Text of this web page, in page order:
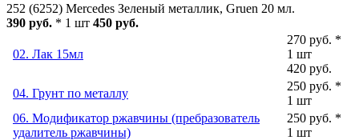
252 (6252) Mercedes Зеленый металлик, Gruen 20 мл.
390 руб. * 1 шт 450 руб.
02. Лак 15мл
270 руб. *
1 шт
420 руб.
04. Грунт по металлу
250 руб. *
1 шт
06. Модификатор ржавчины (пребразователь
удалитель ржавчины)
250 руб. *
1 шт